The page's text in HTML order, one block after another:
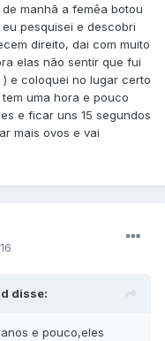
manhã a femêa botou
pesquisei e descobri
direito, dai com muito
elas não sentir que fui
e coloquei no lugar certo
uma hora e pouco
e ficar uns 15 segundos
mais ovos e vai
disse:
e pouco,eles